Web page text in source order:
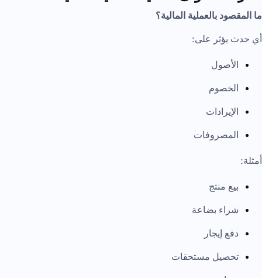
ما المقصود بالعملية المالية؟
أي حدث يؤثر على:
الأصول
الخصوم
الإيرادات
المصروفات
أمثلة:
بيع منتج
شراء بضاعة
دفع إيجار
تحصيل مستحقات